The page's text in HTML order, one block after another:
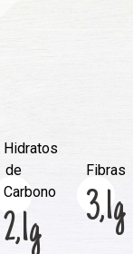
Hidratos
de
Carbono
2,1g
Fibras
3,1g